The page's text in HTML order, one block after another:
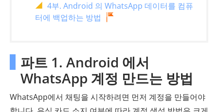
4부. Android 의 WhatsApp 데이터를 컴퓨
터에 백업하는 방법
파트 1. Android 에서
WhatsApp 계정 만드는 방법
WhatsApp에서 채팅을 시작하려면 먼저 계정을 만들어야